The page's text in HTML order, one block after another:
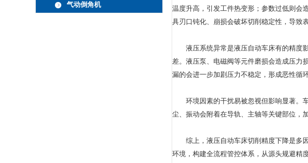
气动倒角机
温度升高，引发工件热变形；参数过低则会
具刃口钝化、崩损会破坏切削稳定性，导致
液压系统异常是液压自动车床有的精度影
差。液压泵、电磁阀等元件磨损会造成压力
漏的会进一步加剧压力不稳定，形成恶性循环
环境因素的干扰易被忽视但影响显著。车
尘、振动会附着在导轨、主轴等关键部位，
综上，液压自动车床切削精度下降是多因
环境，构建全流程管控体系，从源头规避精